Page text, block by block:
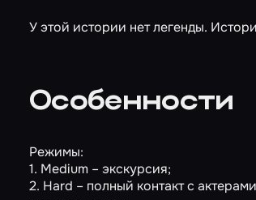
У этой истории нет легенды.
Особенности
Режимы:
1. Medium – экскурсия;
2. Hard – полный контакт с